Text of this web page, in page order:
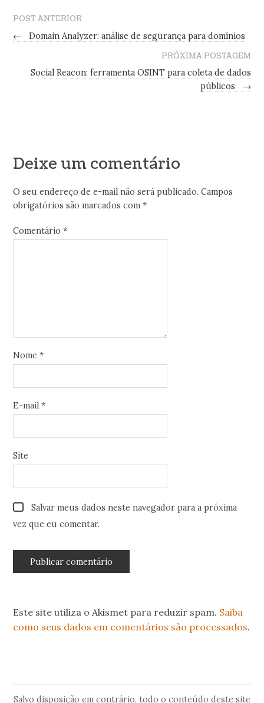
POST ANTERIOR
←
Domain Analyzer: análise de segurança para domínios
PRÓXIMA POSTAGEM
Social Reacon: ferramenta OSINT para coleta de dados
públicos
→
Deixe um comentário
O seu endereço de e-mail não será publicado. Campos
obrigatórios são marcados com*
Comentário*
Nome*
E-mail*
Site
Salvar meus dados neste navegador para a próxima
vez que eu comentar.
Este site utiliza o Akismet para reduzir spam. Saiba
como seus dados em comentários são processados.
Salvo disposição em contrário, todo o conteúdo deste site